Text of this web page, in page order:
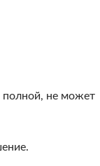
полной, не может